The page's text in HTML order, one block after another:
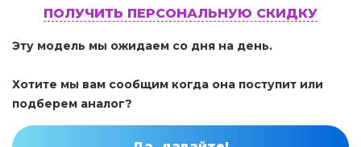
ПОЛУЧИТЬ ПЕРСОНАЛЬНУЮ СКИДКУ
Эту модель мы ожидаем со дня на день.
Хотите мы вам сообщим когда она поступит или
подберем аналог?